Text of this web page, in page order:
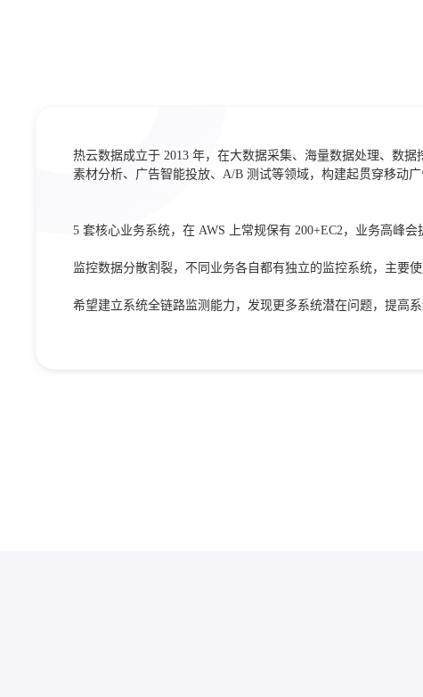
热云数据成立于 2013 年，在大数据采集、海量数据处理、数
素材分析、广告智能投放、A/B 测试等领域，构建起贯穿移动
5 套核心业务系统，在 AWS 上常规保有 200+EC2，业务高峰会
监控数据分散割裂，不同业务各自都有独立的监控系统，主要使
希望建立系统全链路监测能力，发现更多系统潜在问题，提高系